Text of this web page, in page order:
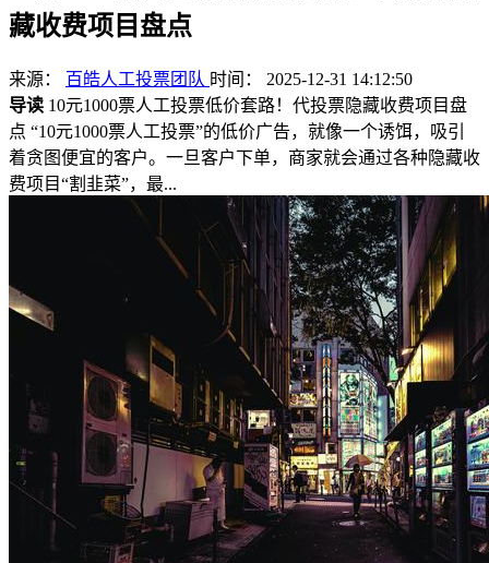
藏收费项目盘点
来源： 百皓人工投票团队 时间： 2025-12-31 14:12:50
导读 10元1000票人工投票低价套路！代投票隐藏收费项目盘
点 “10元1000票人工投票”的低价广告，就像一个诱饵，吸引
着贪图便宜的客户。一旦客户下单，商家就会通过各种隐藏收
费项目“割韭菜”，最...